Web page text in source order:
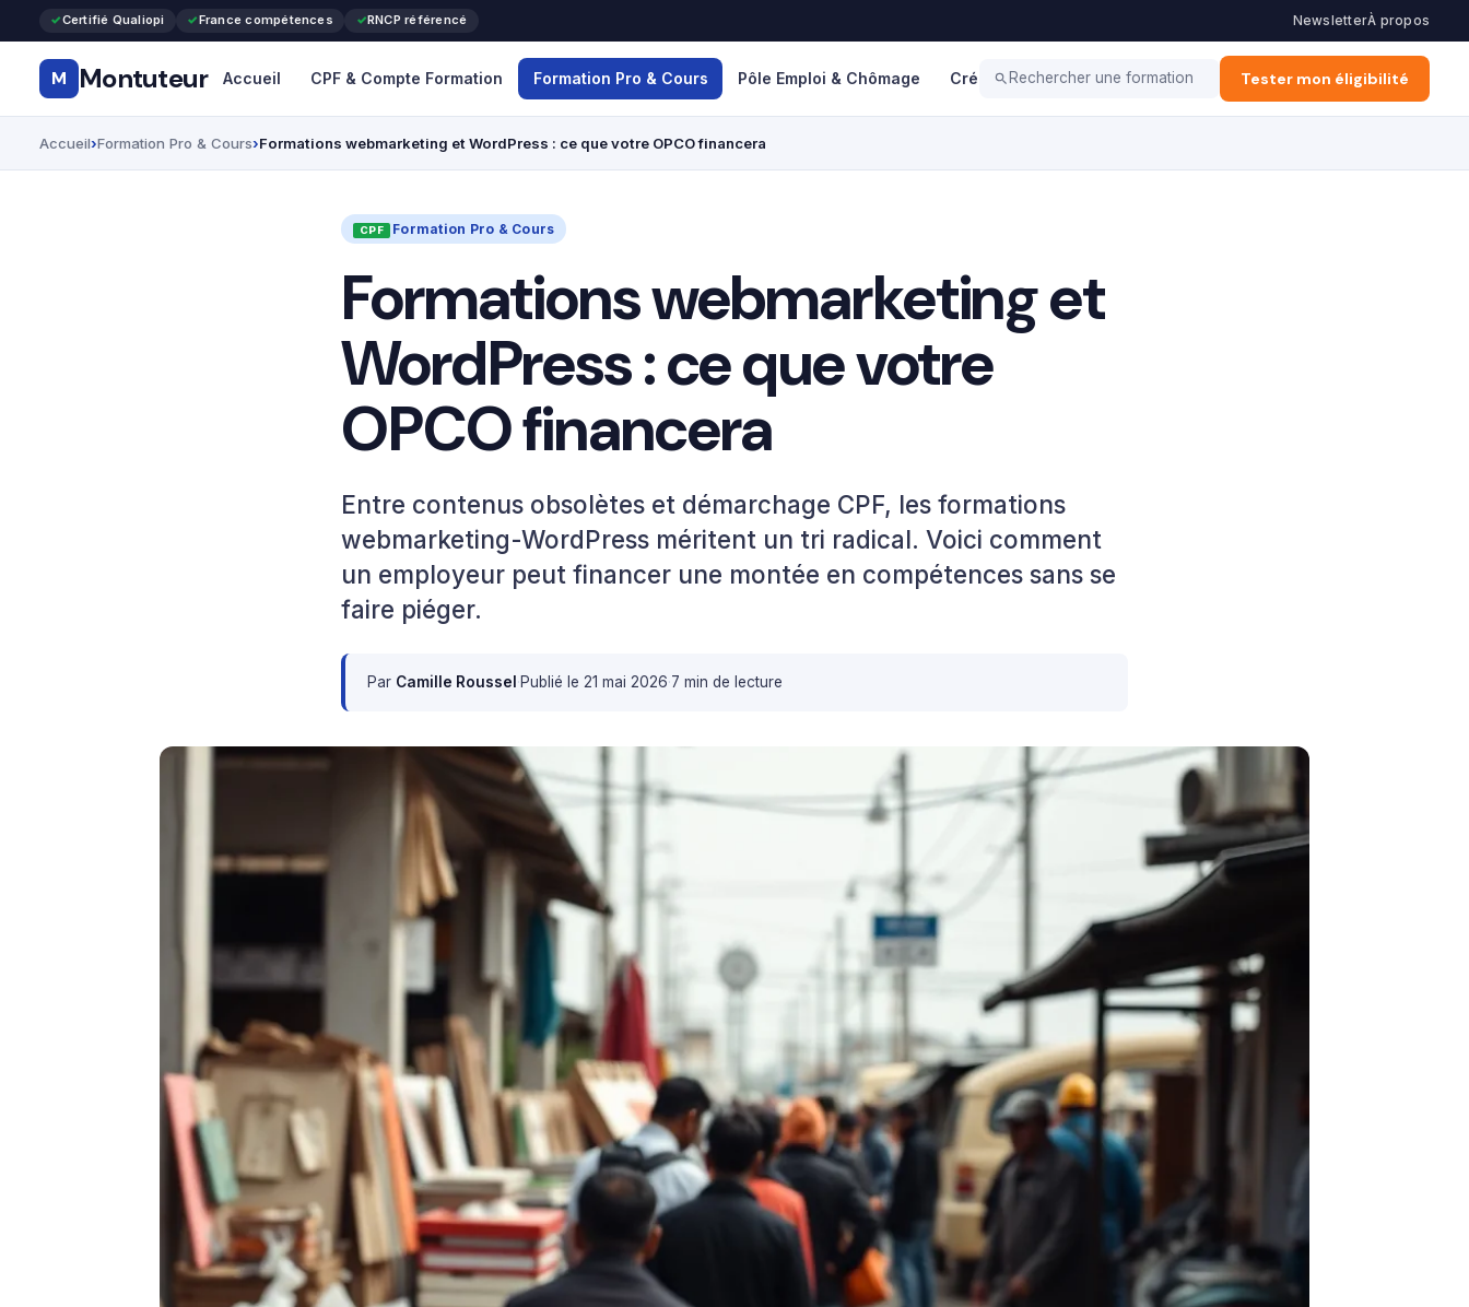
Certifié Qualiopi France compétences RNCP référencé NewsletterÀ propos
M Montuteur Accueil CPF & Compte Formation Formation Pro & Cours Pôle Emploi & Chômage Création d'Entreprise Alternance & Stage Vie Pro
Rechercher une formation Tester mon éligibilité
Accueil Formation Pro & Cours Formations webmarketing et WordPress : ce que votre OPCO financera
Formation Pro & Cours
Formations webmarketing et
WordPress : ce que votre
OPCO financera
Entre contenus obsolètes et démarchage CPF, les formations
webmarketing-WordPress méritent un tri radical. Voici comment
un employeur peut financer une montée en compétences sans se
faire piéger.
Par Camille Roussel ·Publié le 21 mai 2026·7 min de lecture